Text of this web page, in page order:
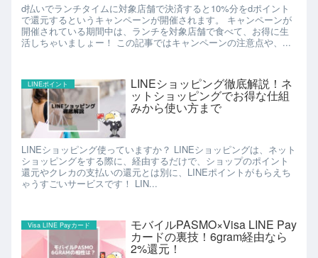
d払いでランチタイムに対象店舗で決済すると10%分をdポイント
で還元するというキャンペーンが開催されます。 キャンペーンが
開催されている期間中は、ランチを対象店舗で食べて、お得に生
活しちゃいましょー！ この記事ではキャンペーンの注意点や、...
LINEポイント LINEショッピング徹底解説！ネ
ットショッピングでお得な仕組
みから使い方まで
LINEショッピング使っていますか？ LINEショッピングは、ネット
ショッピングをする際に、経由するだけで、ショップのポイント
還元やクレカの支払いの還元とは別に、LINEポイントがもらえち
ゃうすごいサービスです！ LIN...
Visa LINE Payカード モバイルPASMO×Visa LINE Pay
カードの裏技！6gram経由なら
2%還元！